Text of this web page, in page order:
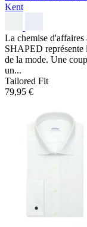
Kent
La chemise
SHAPED représente
de la mode. Une
un...
Tailored Fit
79,95 €